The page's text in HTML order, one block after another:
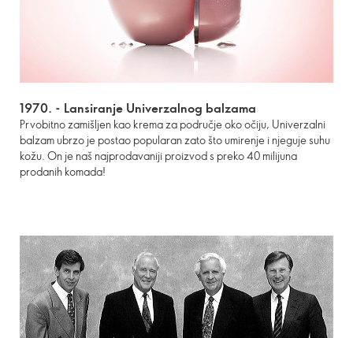
1970. - Lansiranje Univerzalnog balzama
Prvobitno zamišljen kao krema za područje oko očiju, Univerzalni
balzam ubrzo je postao popularan zato što umirenje i njeguje suhu
kožu. On je naš najprodavaniji proizvod s preko 40 milijuna
prodanih komada!